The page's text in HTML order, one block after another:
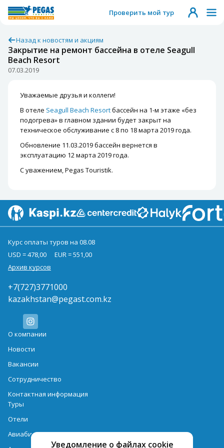
Проверить мой тур
Назад к новостям и акциям
Закрытие на ремонт бассейна в отеле Seagull
Beach Resort
07.03.2019
Уважаемые друзья и коллеги!
В отеле Seagull Beach Resortбассейн на 1-м этаже «без
подогрева» в главном здании будет закрыт на
техническое обслуживание с 8 по 18 марта 2019 года.
Обновление 11.03.2019бассейн вернется в
эксплуатацию 12 марта 2019 года.
С уважением, Pegas Touristik.
Уведомление о файлах cookie
Курс оплаты туров на 08.08
USD = 478,00
EUR = 551,00
Архив курсов
+7(727)3771000
kazakhstan@pegast.com.kz
О компании
Новости
Вакансии
Сотрудничество
Контактная информация
Туры
Отели
Авиабилеты